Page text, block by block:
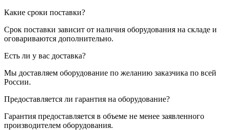
Какие сроки поставки?
Срок поставки зависит от наличия оборудования на складе и
оговариваются дополнительно.
Есть ли у вас доставка?
Мы доставляем оборудование по желанию заказчика по всей
России.
Предоставляется ли гарантия на оборудование?
Гарантия предоставляется в объеме не менее заявленного
производителем оборудования.